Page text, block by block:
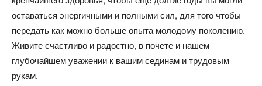
оставаться энергичными и полными сил, для того чтобы
передать как можно больше опыта молодому поколению.
Живите счастливо и радостно, в почете и нашем
глубочайшем уважении к вашим сединам и трудовым
рукам.